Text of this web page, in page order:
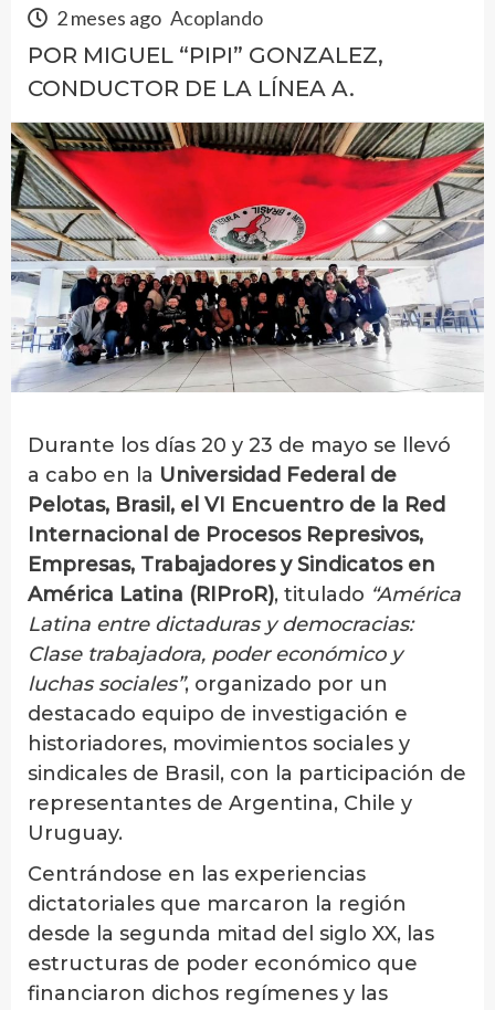
2 meses ago Acoplando
POR MIGUEL “PIPI” GONZALEZ,
CONDUCTOR DE LA LÍNEA A.
Durante los días 20 y 23 de mayo se llevó
a cabo en la Universidad Federal de
Pelotas, Brasil, el VI Encuentro de la Red
Internacional de Procesos Represivos,
Empresas, Trabajadores y Sindicatos en
América Latina (RIProR), titulado “América
Latina entre dictaduras y democracias:
Clase trabajadora, poder económico y
luchas sociales”, organizado por un
destacado equipo de investigación e
historiadores, movimientos sociales y
sindicales de Brasil, con la participación de
representantes de Argentina, Chile y
Uruguay.
Centrándose en las experiencias
dictatoriales que marcaron la región
desde la segunda mitad del siglo XX, las
estructuras de poder económico que
financiaron dichos regímenes y las